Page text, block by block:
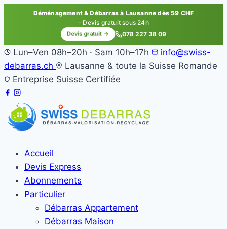
Déménagement & Débarras à Lausanne dès 59 CHF
- Devis gratuit sous 24h
Devis gratuit → 078 227 38 09
Lun–Ven 08h–20h · Sam 10h–17h
info@swiss-
debarras.ch
Lausanne & toute la Suisse Romande
Entreprise Suisse Certifiée
Accueil
Devis Express
Abonnements
Particulier
Débarras Appartement
Débarras Maison